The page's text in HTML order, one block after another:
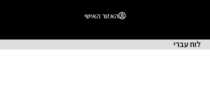
האזור האישי
לוח עברי